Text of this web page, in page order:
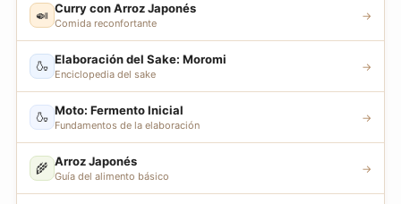
🍛 Curry con Arroz Japonés
Comida reconfortante
→
🍶 Elaboración del Sake: Moromi
Enciclopedia del sake
→
🍶 Moto: Fermento Inicial
Fundamentos de la elaboración
→
🌾 Arroz Japonés
Guía del alimento básico
→